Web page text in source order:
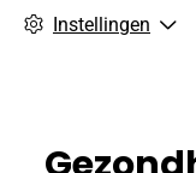
Instellingen